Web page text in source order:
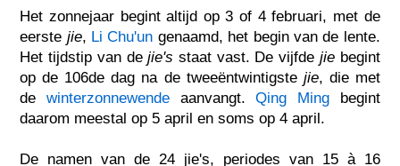
Het zonnejaar begint altijd op 3 of 4 februari, met de
eerste jie, Li Chu'un genaamd, het begin van de lente.
Het tijdstip van dejie's staat vast. De vijfde jiebegint
op de 106de dag na de tweeëntwintigste jie, die met
dewinterzonnewende aanvangt.Qing Mingbegint
daarom meestal op 5 april en soms op 4 april.
De namen van de 24 jie's, periodes van 15 à 16